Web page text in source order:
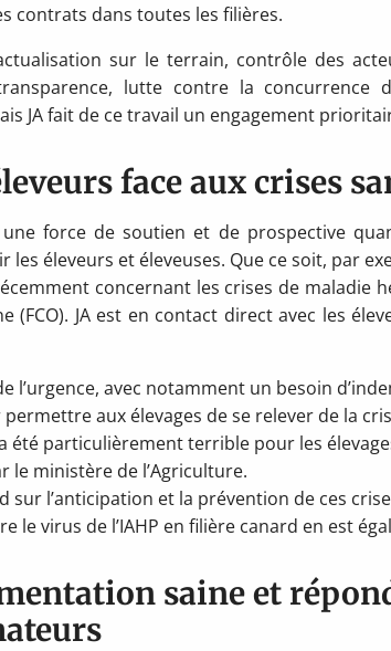
contrats dans toutes les filières.
sur le terrain, contrôle des
lutte contre la concurrence
JA fait de ce travail un engagement
face aux crises
une force de soutien et de prospective
les éleveurs et éleveuses. Que ce soit, par
concernant les crises de maladie
(FCO). JA est en contact direct avec les
l’urgence, avec notamment un besoin
aux élevages de se relever de la
a été particulièrement terrible pour les
le ministère de l’Agriculture.
sur l’anticipation et la prévention de ces
le virus de l’IAHP en filière canard en est
saine et